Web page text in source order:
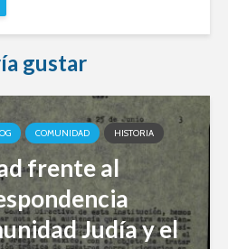
gustar
COMUNIDAD HISTORIA
frente al
Judía y el